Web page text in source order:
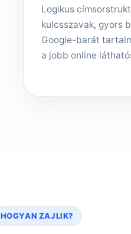
Logikus
kulcsszavak, gyors
Google-barát
a jobb online
HOGYAN ZAJLIK?